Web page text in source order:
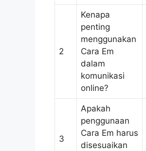
2
Kenapa
penting
menggunakan
Cara Em
dalam
komunikasi
online?
3
Apakah
penggunaan
Cara Em harus
disesuaikan